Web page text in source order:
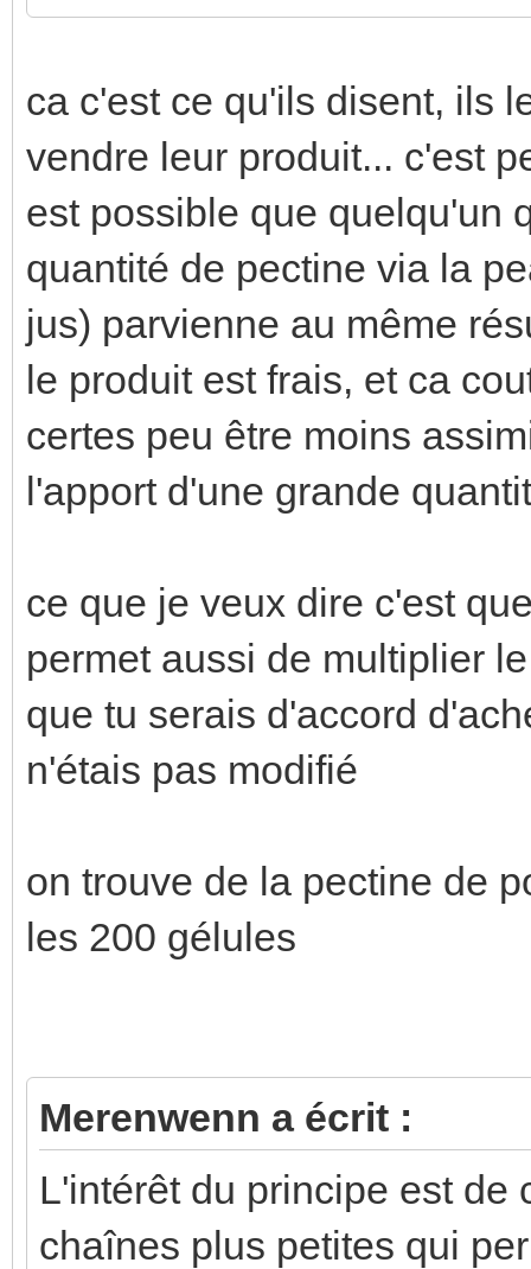
ca c'est ce qu'ils disent, ils
vendre leur produit... c'est
est possible que quelqu'un
quantité de pectine via la
jus) parvienne au même
le produit est frais, et ca
certes peu être moins
l'apport d'une grande
ce que je veux dire c'est
permet aussi de multiplier
que tu serais d'accord
n'étais pas modifié
on trouve de la pectine de
les 200 gélules
Merenwenn a écrit :
L'intérêt du principe est de
chaînes plus petites qui